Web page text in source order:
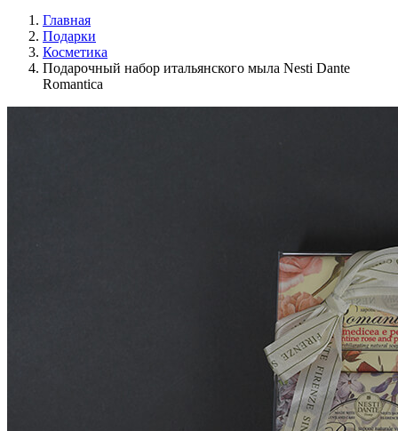
Главная
Подарки
Косметика
Подарочный набор итальянского мыла Nesti Dante
Romantica